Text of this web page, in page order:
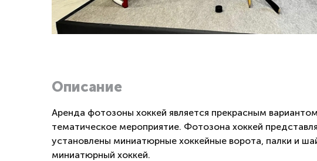
Описание
Аренда фотозоны хоккей является прекрасным
тематическое мероприятие. Фотозона хоккей
установлены миниатюрные хоккейные ворота, палки и
миниатюрный хоккей.